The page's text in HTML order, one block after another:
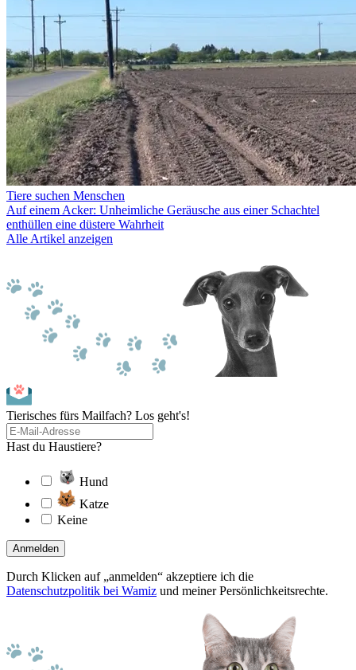
Tiere suchen Menschen
Auf einem Acker: Unheimliche Geräusche aus einer Schachtel
enthüllen eine düstere Wahrheit
Alle Artikel anzeigen
Tierisches fürs Mailfach? Los geht's!
Hast du Haustiere?
Hund
Katze
Keine
Anmelden
Durch Klicken auf „anmelden“ akzeptiere ich die
Datenschutzpolitik bei Wamiz und meiner Persönlichkeitsrechte.